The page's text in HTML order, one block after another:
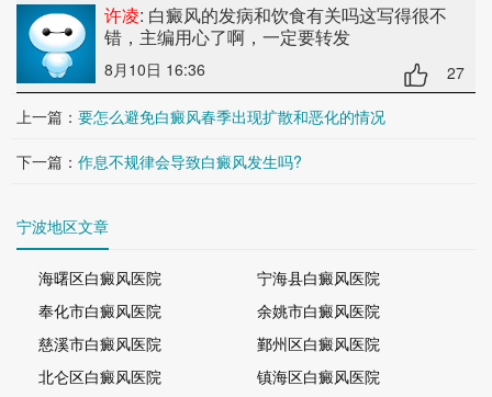
许凌: 白癜风的发病和饮食有关吗这写得很不
错，主编用心了啊，一定要转发
8月10日 16:36
27
上一篇： 要怎么避免白癜风春季出现扩散和恶化的情况
下一篇： 作息不规律会导致白癜风发生吗?
宁波地区文章
海曙区白癜风医院
宁海县白癜风医院
奉化市白癜风医院
余姚市白癜风医院
慈溪市白癜风医院
鄞州区白癜风医院
北仑区白癜风医院
镇海区白癜风医院